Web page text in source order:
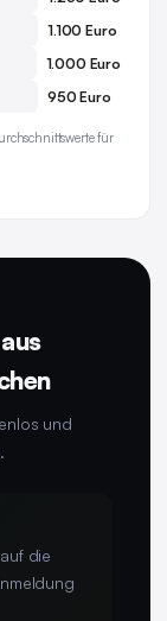
1.100 Euro
1.000 Euro
950 Euro
für
und
die